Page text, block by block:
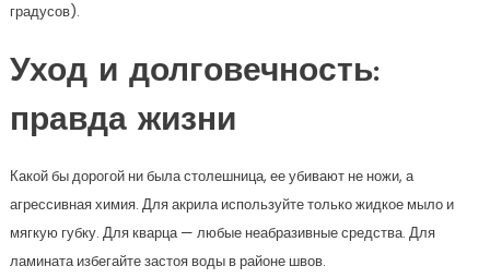
градусов).
Уход и долговечность:
правда жизни
Какой бы дорогой ни была столешница, ее убивают не ножи, а
агрессивная химия. Для акрила используйте только жидкое мыло и
мягкую губку. Для кварца — любые неабразивные средства. Для
ламината избегайте застоя воды в районе швов.